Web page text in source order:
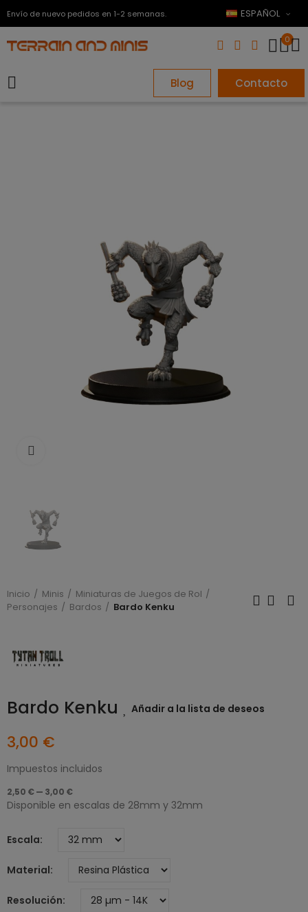
Envío de nuevo pedidos en 1-2 semanas. ESPAÑOL
0
Blog Contacto
Inicio Minis
Miniaturas de Juegos de Rol
Personajes
Bardos Bardo Kenku
Bardo Kenku Añadir a la lista de deseos
3,00 €
Impuestos incluidos
2,50 € — 3,00 €
Disponible en escalas de 28mm y 32mm
Escala
Material
Resolución